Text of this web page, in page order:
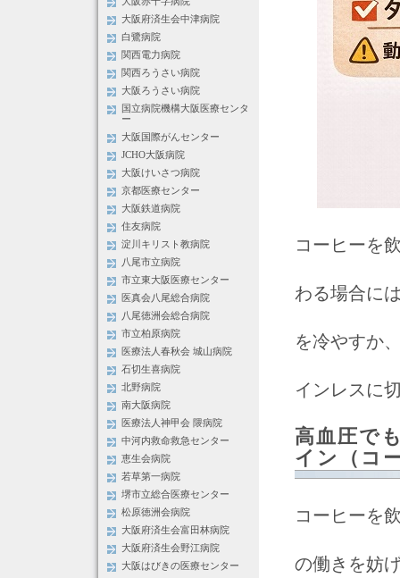
大阪府済生会中津病院
白鷺病院
関西電力病院
関西ろうさい病院
大阪ろうさい病院
国立病院機構大阪医療センタ
ー
大阪国際がんセンター
JCHO大阪病院
大阪けいさつ病院
京都医療センター
大阪鉄道病院
住友病院
淀川キリスト教病院
八尾市立病院
市立東大阪医療センター
医真会八尾総合病院
八尾徳洲会総合病院
市立柏原病院
医療法人春秋会 城山病院
石切生喜病院
北野病院
南大阪病院
医療法人神甲会 隈病院
中河内救命救急センター
恵生会病院
若草第一病院
堺市立総合医療センター
松原徳洲会病院
大阪府済生会富田林病院
大阪府済生会野江病院
大阪はびきの医療センター
コーヒーを
わる場合に
を冷やすか
インレスに
高血圧で
イン（コ
コーヒーを
の働きを妨